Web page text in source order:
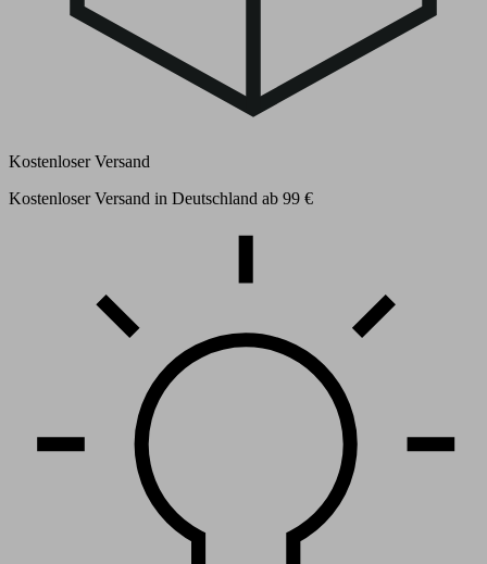
Kostenloser Versand
Kostenloser Versand in Deutschland ab 99 €